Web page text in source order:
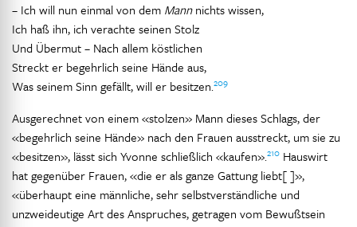
– Ich will nun einmal von dem Mannnichts wissen,
Ich haß ihn, ich verachte seinen Stolz
Und Übermut – Nach allem köstlichen
Streckt er begehrlich seine Hände aus,
Was seinem Sinn gefällt, will er besitzen.209
Ausgerechnet von einem «stolzen» Mann dieses Schlags, der
«begehrlich seine Hände» nach den Frauen ausstreckt, um sie zu
«besitzen», lässt sich Yvonne schließlich «kaufen».210 Hauswirt
hat gegenüber Frauen, «die er als ganze Gattung liebt[ ]»,
«überhaupt eine männliche, sehr selbstverständliche und
unzweideutige Art des Anspruches, getragen vom Bewußtsein